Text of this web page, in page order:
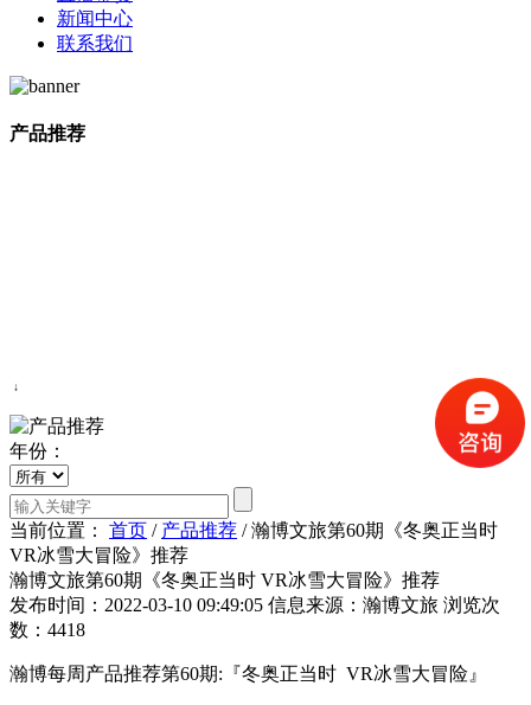
新闻中心
联系我们
产品推荐
↓
年份：
当前位置： 首页 / 产品推荐 /瀚博文旅第60期《冬奥正当时
VR冰雪大冒险》推荐
瀚博文旅第60期《冬奥正当时 VR冰雪大冒险》推荐
发布时间：2022-03-10 09:49:05 信息来源：瀚博文旅 浏览次
数：4418
瀚博每周产品推荐第60期:『冬奥正当时 VR冰雪大冒险』